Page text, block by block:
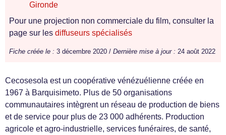
Gironde
Pour une projection non commerciale du film, consulter la
page sur les diffuseurs spécialisés
Fiche créée le : 3 décembre 2020 / Dernière mise à jour : 24 août 2022
Cecosesola est un coopérative vénézuélienne créée en
1967 à Barquisimeto. Plus de 50 organisations
communautaires intègrent un réseau de production de biens
et de service pour plus de 23 000 adhérents. Production
agricole et agro-industrielle, services funéraires, de santé,